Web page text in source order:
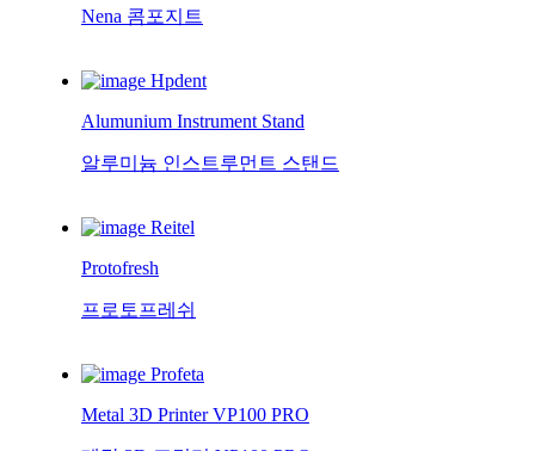
Nena 콤포지트
Hpdent
Alumunium Instrument Stand
알루미늄 인스트루먼트 스탠드
Reitel
Protofresh
프로토프레쉬
Profeta
Metal 3D Printer VP100 PRO